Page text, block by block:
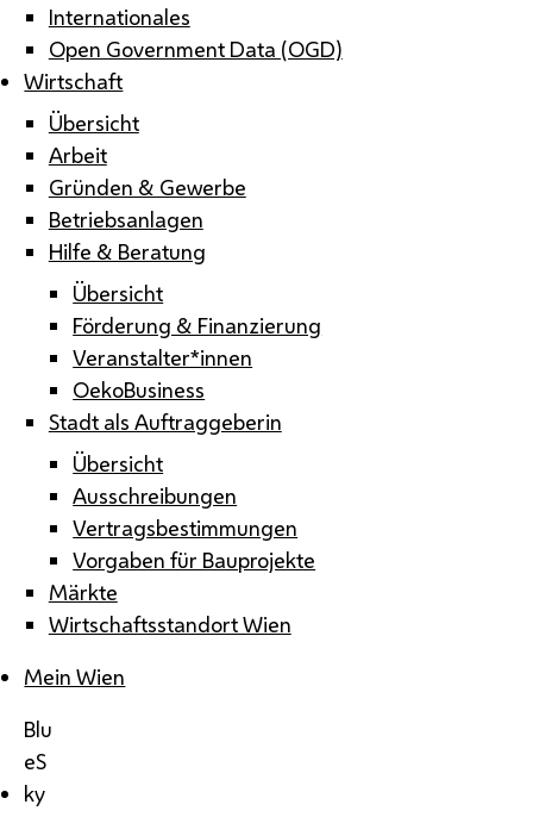
Internationales
Open Government Data (OGD)
Wirtschaft
Übersicht
Arbeit
Gründen & Gewerbe
Betriebsanlagen
Hilfe & Beratung
Übersicht
Förderung & Finanzierung
Veranstalter*innen
OekoBusiness
Stadt als Auftraggeberin
Übersicht
Ausschreibungen
Vertragsbestimmungen
Vorgaben für Bauprojekte
Märkte
Wirtschaftsstandort Wien
Mein Wien
Blu
eS
ky